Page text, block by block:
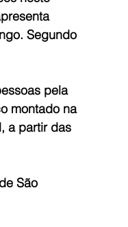
Segundo
pela
montado na
a partir das
São